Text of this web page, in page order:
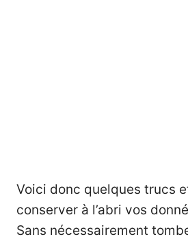
Voici donc quelques trucs
conserver à l’abri vos
Sans nécessairement